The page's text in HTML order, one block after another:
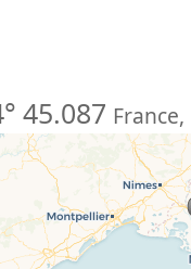
45.087 France,